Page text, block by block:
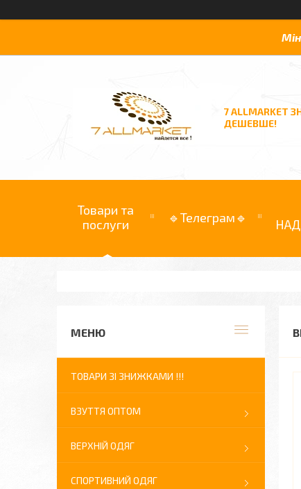
7 ALLMARKET
ДЕШЕВШЕ!
Товари та
послуги
🔹Телеграм🔹
ТОВАРИ ЗІ ЗНИЖКАМИ !!!
ВЗУТТЯ ОПТОМ
ВЕРХНІЙ ОДЯГ
СПОРТИВНИЙ ОДЯГ